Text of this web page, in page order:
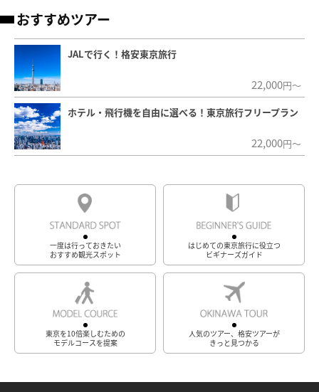
おすすめツアー
JALで行く！格安東京旅行
22,000円～
ホテル・飛行機を自由に選べる！東京旅行フリープラン
22,000円～
一度は行っておきたい
おすすめ観光スポット
はじめての東京旅行に役立つ
ビギナーズガイド
東京を10倍楽しむための
モデルコースを提案
人気のツアー、格安ツアーが
きっと見つかる